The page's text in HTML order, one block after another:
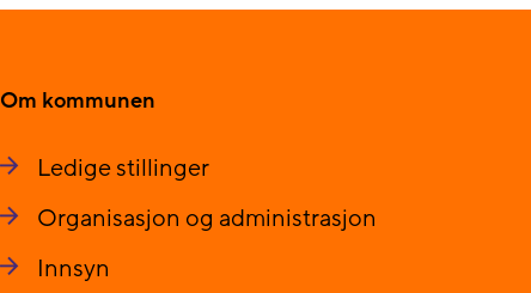
Om kommunen
Ledige stillinger
Organisasjon og administrasjon
Innsyn